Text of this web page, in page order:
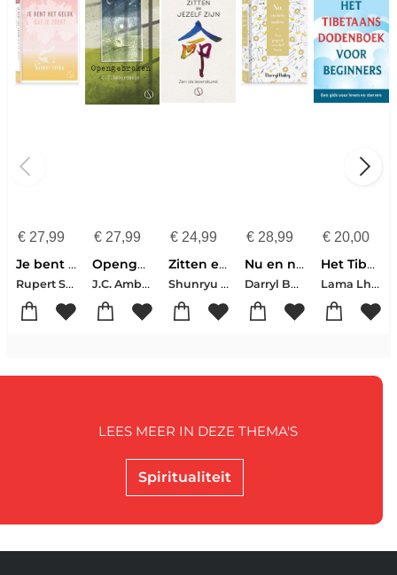
€27,99
Je bent het geluk dat je zoekt
Rupert Spira
€27,99
Opengebroken
J.C. Amberchele
€ 24,99
Zitten en jezelf zijn
Shunryu Suzuki
€ 28,99
Nu en niets anders
Darryl Bailey
€ 20,00
Het Tibetaans dodenboek voor beginners
Lama Lhanang Rinpoche-Mordy Levine
Spiritualiteit
LEES MEER IN DEZE THEMA'S